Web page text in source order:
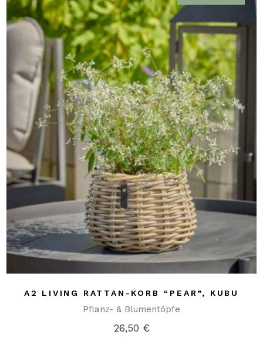
A2 LIVING RATTAN-KORB “PEAR”, KUBU
Pflanz- & Blumentöpfe
26,50 €